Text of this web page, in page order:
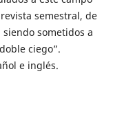
semestral, de
sometidos a
ciego”.
e inglés.